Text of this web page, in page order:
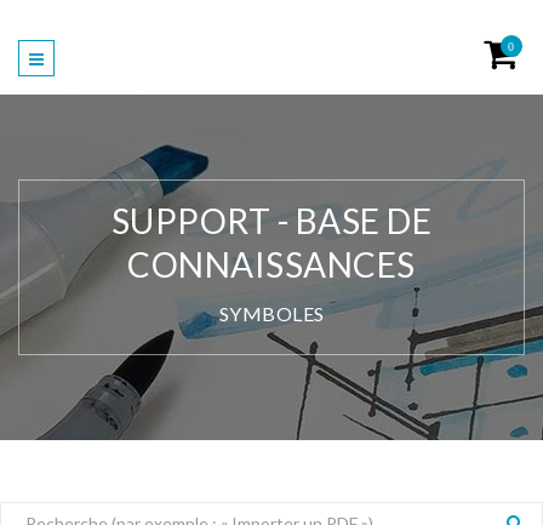
0
SUPPORT - BASE DE
CONNAISSANCES
SYMBOLES